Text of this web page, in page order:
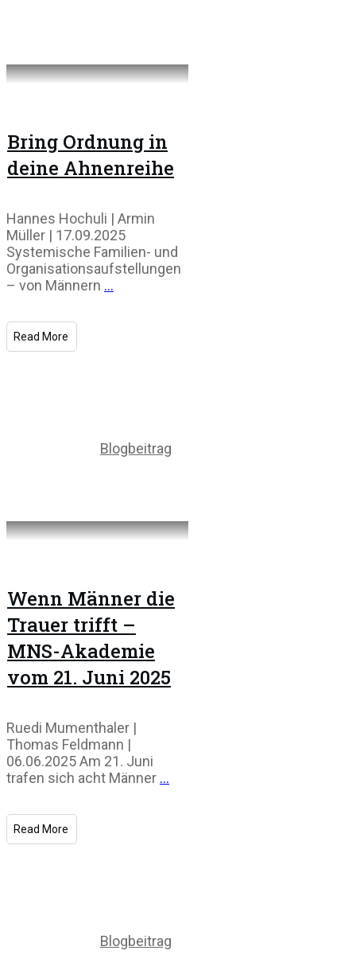
Bring Ordnung in
deine Ahnenreihe
Hannes Hochuli | Armin
Müller | 17.09.2025
Systemische Familien- und
Organisations­aufstellungen
– von Männern ...
Read More
Blogbeitrag
Wenn Männer die
Trauer trifft –
MNS-Akademie
vom 21. Juni 2025
Ruedi Mumenthaler |
Thomas Feldmann |
06.06.2025 Am 21. Juni
trafen sich acht Männer ...
Read More
Blogbeitrag